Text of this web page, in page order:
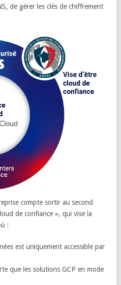
de gérer les clés de chiffrement
compte sortir au second
de confiance », qui vise la
:
est uniquement accessible par
que les solutions GCP en mode